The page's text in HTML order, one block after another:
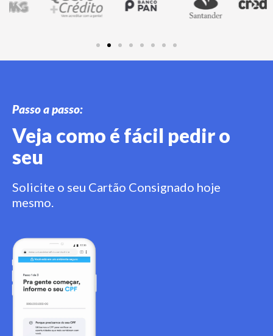
Passo a passo:
Veja como é fácil pedir o
seu
Solicite o seu Cartão Consignado hoje
mesmo.